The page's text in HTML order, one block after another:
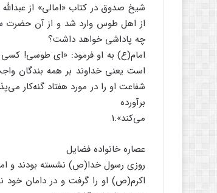
شیخ صدوق در کتاب «امالی» از
از اهل طوس وارد شد و از آن حضرت
چه پاداشی خواهد داشت؟
امام(ع) به او فرمود: «ای طوسی! کسی
است یعنی خداوند بر همه بندگان واجب
شفاعت او را در مورد هفتاد گنه‌‌کار
برآورده
می‌کند».1
عصاره خانواده فضایل
روزی رسول خدا(ص) نشسته بودند و
اکرم(ص) او را گرفت و در دامان خود